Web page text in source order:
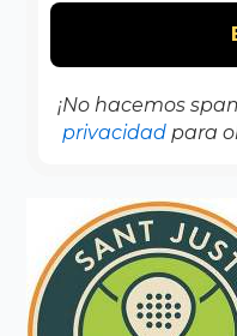
¡No hacemos
privacidad para